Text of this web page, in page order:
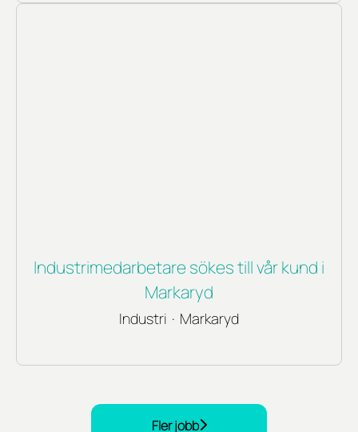
Industrimedarbetare sökes till vår kund i
Markaryd
Industri · Markaryd
Fler jobb